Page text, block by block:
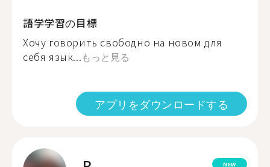
語学学習の目標
Хочу говорить свободно на новом для
себя язык...もっと見る
アプリをダウンロードする
NEW